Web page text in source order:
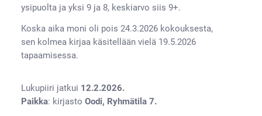
ysipuolta ja yksi 9 ja 8, keskiarvo siis 9+.
Koska aika moni oli pois 24.3.2026 kokouksesta,
sen kolmea kirjaa käsitellään vielä 19.5.2026
tapaamisessa.
Lukupiiri jatkui 12.2.2026.
Paikka: kirjasto Oodi, Ryhmätila 7.